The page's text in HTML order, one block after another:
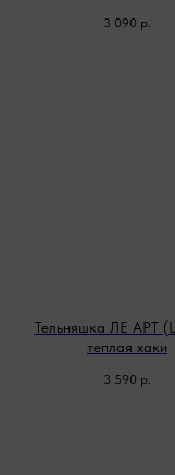
3 090 р.
Тельняшка ЛЕ АРТ
теплая хаки
3 590 р.